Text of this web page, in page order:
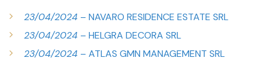
23/04/2024 – NAVARO RESIDENCE ESTATE SRL
23/04/2024 – HELGRA DECORA SRL
23/04/2024 – ATLAS GMN MANAGEMENT SRL